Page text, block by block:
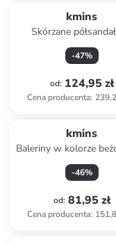
kmins
Skórzane
kolorze niebieskim
-47%
od: 124,95 zł
Cena producenta:
kmins
Baleriny w kolorze
paskiem
-46%
od: 81,95 zł
Cena producenta: